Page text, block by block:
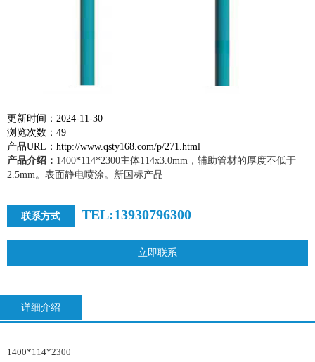
更新时间：2024-11-30
浏览次数：49
产品URL：http://www.qsty168.com/p/271.html
产品介绍： 1400*114*2300主体114x3.0mm，辅助管材的厚度不低于
2.5mm。表面静电喷涂。新国标产品
联系方式 TEL:13930796300
立即联系
详细介绍
1400*114*2300